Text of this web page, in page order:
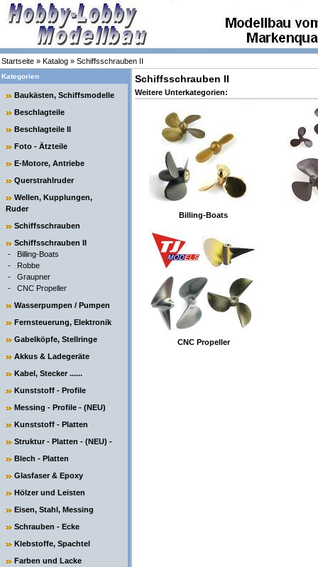
Startseite » Katalog » Schiffsschrauben II
Kategorien
Baukästen, Schiffsmodelle
Beschlagteile
Beschlagteile II
Foto - Ätzteile
E-Motore, Antriebe
Querstrahlruder
Wellen, Kupplungen,
Ruder
Schiffsschrauben
Schiffsschrauben II
- Billing-Boats
- Robbe
- Graupner
- CNC Propeller
Wasserpumpen / Pumpen
Fernsteuerung, Elektronik
Gabelköpfe, Stellringe
Akkus & Ladegeräte
Kabel, Stecker ......
Kunststoff - Profile
Messing - Profile - (NEU)
Kunststoff - Platten
Struktur - Platten - (NEU) -
Blech - Platten
Glasfaser & Epoxy
Hölzer und Leisten
Eisen, Stahl, Messing
Schrauben - Ecke
Klebstoffe, Spachtel
Farben und Lacke
Schiffsschrauben II
Weitere Unterkategorien:
Billing-Boats
CNC Propeller